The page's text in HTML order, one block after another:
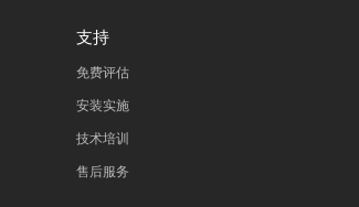
支持
免费评估
安装实施
技术培训
售后服务